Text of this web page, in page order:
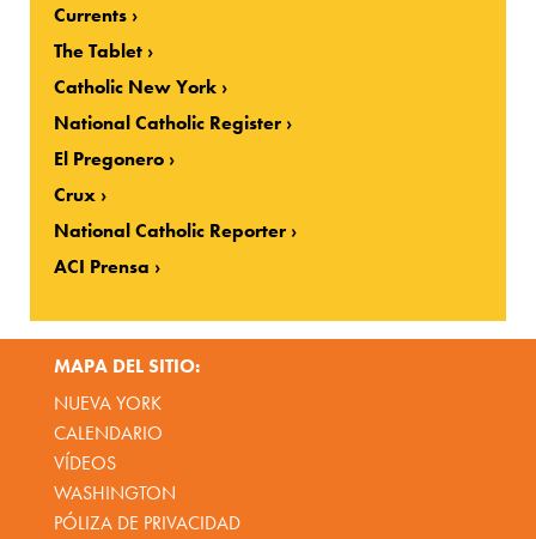
Currents
The Tablet
Catholic New York
National Catholic Register
El Pregonero
Crux
National Catholic Reporter
ACI Prensa
MAPA DEL SITIO:
NUEVA YORK
CALENDARIO
VÍDEOS
WASHINGTON
PÓLIZA DE PRIVACIDAD